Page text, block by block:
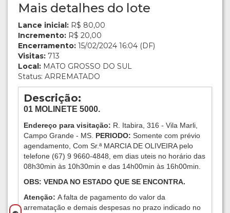
Mais detalhes do lote
Lance inicial: R$ 80,00
Incremento: R$ 20,00
Encerramento: 15/02/2024 16:04 (DF)
Visitas: 713
Local: MATO GROSSO DO SUL
Status: ARREMATADO
Descrição:
01 MOLINETE 5000.
Endereço para visitação: R. Itabira, 316 - Vila Marli,
Campo Grande - MS. PERIODO: Somente com prévio
agendamento, Com Sr.ª MARCIA DE OLIVEIRA pelo
telefone (67) 9 9660-4848, em dias uteis no horário das
08h30min às 10h30min e das 14h00min às 16h00min.
OBS: VENDA NO ESTADO QUE SE ENCONTRA.
Atenção: A falta de pagamento do valor da
arrematação e demais despesas no prazo indicado no